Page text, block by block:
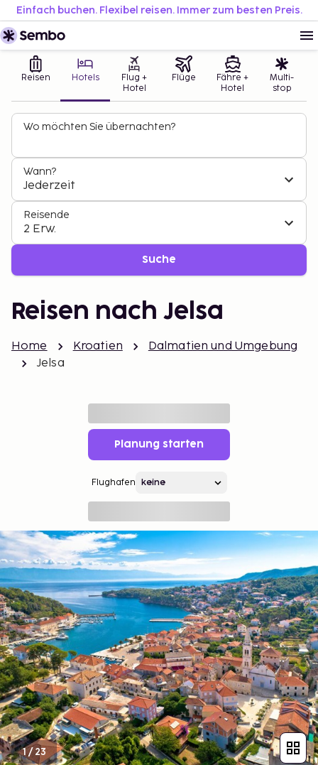
Einfach buchen. Flexibel reisen. Immer zum besten Preis.
Reisen Hotels
Flug +
Hotel
Flüge
Fähre +
Hotel
Multi-
stop
Wo möchten Sie übernachten?
Wann?
Jederzeit
Reisende
2 Erw.
Suche
Reisen nach Jelsa
Home Kroatien
Dalmatien und Umgebung
Jelsa
Planung starten
Flughafen
1/23